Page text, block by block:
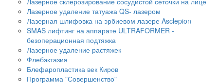
Лазерное удаление татуажа QS- лазером
Лазерная шлифовка на эрбиевом лазере Asclepion
SMAS лифтинг на аппарате ULTRAFORMER -
безоперационная подтяжка
Лазерное удаление растяжек
Флебэктазия
Блефаропластика век Киров
Программа "Совершенство"